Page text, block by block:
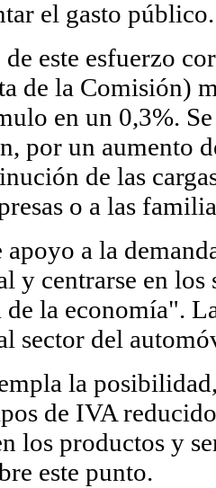
el gasto público.
este esfuerzo
de la Comisión)
en un 0,3%.
por un aumento
de las
o a las
a la
y centrarse en los
de la economía".
sector del
la
de IVA
los productos y
este punto.